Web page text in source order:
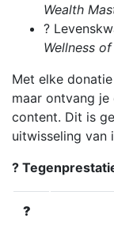
Wealth
?
Wellness
Met elke
maar ontvang
content. Dit is
uitwisseling van
?
?